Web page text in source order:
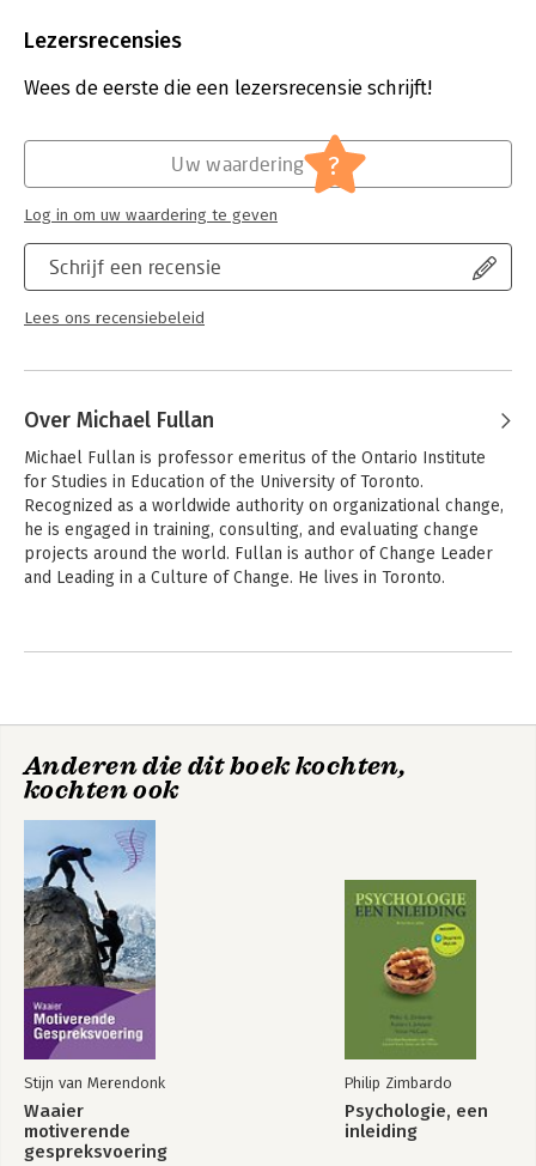
Uitgever:
Lezersrecensies
Wees de eerste die een lezersrecensie schrijft!
Schrijf een recensie
Lees ons recensiebeleid
Uw waardering ?
Log in om uw waardering te geven
Over Michael Fullan
Michael Fullan is professor emeritus of the Ontario Institute
for Studies in Education of the University of Toronto.
Recognized as a worldwide authority on organizational change,
he is engaged in training, consulting, and evaluating change
projects around the world. Fullan is author of Change Leader
and Leading in a Culture of Change. He lives in Toronto.
Andere boeken door Michael Fullan
Leading in a Culture
of Change
De zes geheimen
van verandering
Anderen die dit boek kochten,
kochten ook
Stijn van Merendonk
Waaier
motiverende
gespreksvoering
Philip Zimbardo
Psychologie, een
inleiding